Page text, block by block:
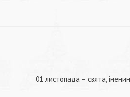
01 листопада – свята,